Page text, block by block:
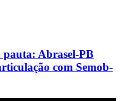
Abrasel-PB
com Semob-